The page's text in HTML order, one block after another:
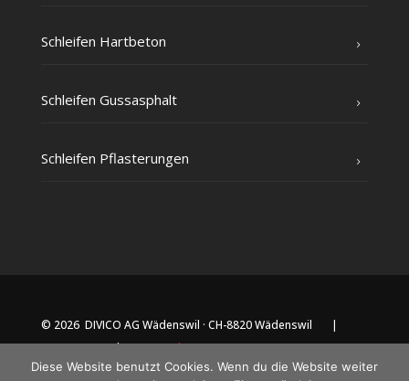
Schlei­fen Hartbeton
Schlei­fen Gussasphalt
Schlei­fen Pflasterungen
© 2026 DIVICO AG Wädenswil · CH-8820 Wädenswil |
Impressum|Datenschutz
Diese Website benutzt Cookies. Wenn du die Website weiter